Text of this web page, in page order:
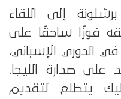
إلى اللقاء
فوزًا ساحقًا على
الدوري الإسباني،
على صدارة الليجا.
يتطلع لتقديم